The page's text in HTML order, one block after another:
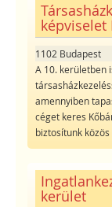
képviselet
1102 Budapest
A 10. kerületben
amennyiben
céget keres
biztosítunk
kerület